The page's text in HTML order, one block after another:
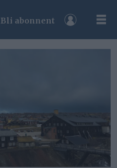
Bli abonnent